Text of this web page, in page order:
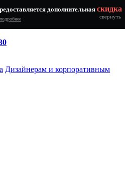
дополнительная скидка
подробнее свернуть
Дизайнерам и корпоративным